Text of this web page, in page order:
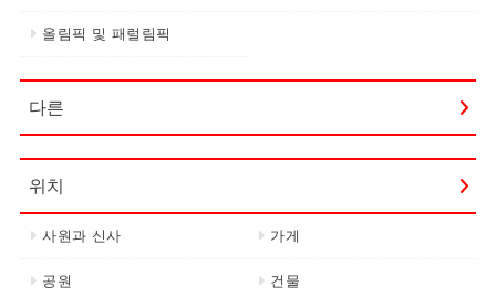
올림픽 및 패럴림픽
다른
위치
사원과 신사 가게
공원 건물